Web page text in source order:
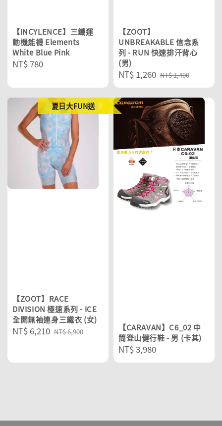
【INCYLENCE】三鐵運
動機能襪 Elements
White Blue Pink
Regular
NT$ 780
【ZOOT】
UNBREAKABLE 信念系
列 - RUN 快速排汗背心
(男)
Sale
price
NT$ 1,260 Regular
price
NT$ 1,400
夏日大FUN送
【ZOOT】RACE
DIVISION 極速系列 - ICE
全開無袖連身三鐵衣 (女)
Sale
NT$ 6,210 Regular
NT$ 6,900
【CARAVAN】C6_02 中
筒登山健行鞋 - 男 (卡其)
Regular
price
NT$ 3,980